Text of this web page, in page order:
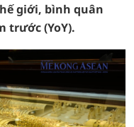
giới, bình quân
trước (YoY).